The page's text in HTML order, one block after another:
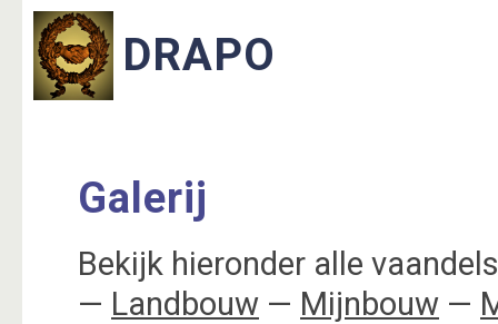
Galerij
Bekijk hieronder alle
— Landbouw — Mijnbouw —